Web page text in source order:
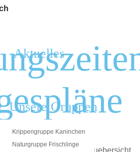
Aktuelles
Unsere Gruppen
Krippengruppe Kaninchen
Naturgruppe Frischlinge